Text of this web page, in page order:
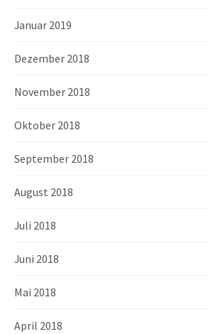
Januar 2019
Dezember 2018
November 2018
Oktober 2018
September 2018
August 2018
Juli 2018
Juni 2018
Mai 2018
April 2018